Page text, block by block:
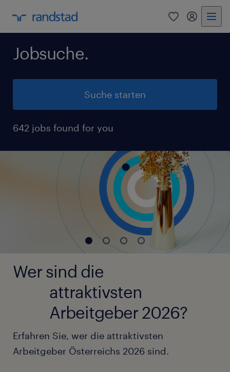
0 Mein
Jobsuche.
Suche starten
642 jobs found for you
Wer sind die
attraktivsten
Arbeitgeber 2026?
Erfahren Sie, wer die attraktivsten
Arbeitgeber Österreichs 2026 sind.